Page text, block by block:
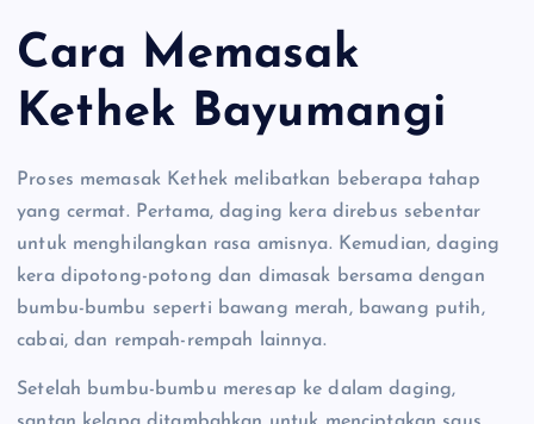
Cara Memasak
Kethek Bayumangi
Proses memasak Kethek melibatkan beberapa tahap
yang cermat. Pertama, daging kera direbus sebentar
untuk menghilangkan rasa amisnya. Kemudian, daging
kera dipotong-potong dan dimasak bersama dengan
bumbu-bumbu seperti bawang merah, bawang putih,
cabai, dan rempah-rempah lainnya.
Setelah bumbu-bumbu meresap ke dalam daging,